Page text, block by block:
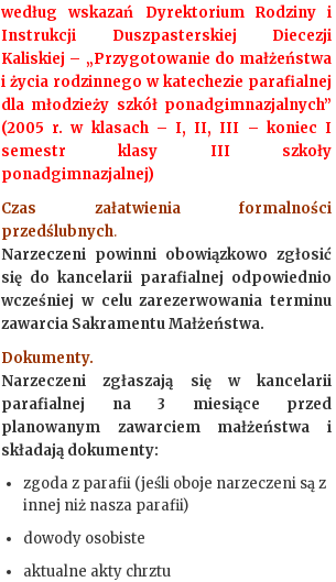
według wskazań Dyrektorium Rodziny i
Instrukcji Duszpasterskiej Diecezji
Kaliskiej – „Przygotowanie do małżeństwa
i życia rodzinnego w katechezie parafialnej
dla młodzieży szkół ponadgimnazjalnych”
(2005 r. w klasach – I, II, III – koniec I
semestr klasy III szkoły
ponadgimnazjalnej)
Czas załatwienia formalności
przedślubnych.
Narzeczeni powinni obowiązkowo zgłosić
się do kancelarii parafialnej odpowiednio
wcześniej w celu zarezerwowania terminu
zawarcia Sakramentu Małżeństwa.
Dokumenty.
Narzeczeni zgłaszają się w kancelarii
parafialnej na 3 miesiące przed
planowanym zawarciem małżeństwa i
składają dokumenty:
zgoda z parafii (jeśli oboje narzeczeni są z
innej niż nasza parafii)
dowody osobiste
aktualne akty chrztu